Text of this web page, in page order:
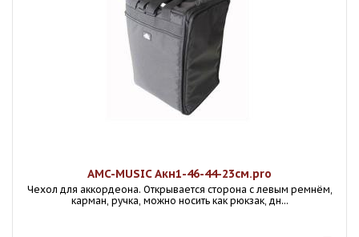
AMC-MUSIC Акн1-46-44-23см.pro
Чехол для аккордеона. Открывается сторона с левым ремнём,
карман, ручка, можно носить как рюкзак, дн...